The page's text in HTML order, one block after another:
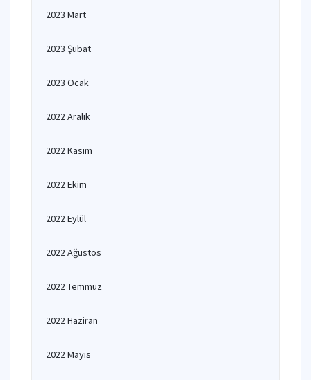
2023 Mart
2023 Şubat
2023 Ocak
2022 Aralık
2022 Kasım
2022 Ekim
2022 Eylül
2022 Ağustos
2022 Temmuz
2022 Haziran
2022 Mayıs